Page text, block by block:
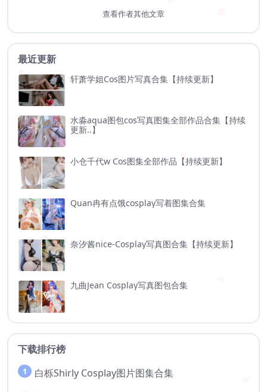
查看作者其他文章
最近更新
轩萧学姐Cos图片写真合集【持续更新】
水淼aqua图包cos写真图集全部作品合集【持续
更新..】
小仓千代w Cos图集全部作品【持续更新】
Quan冉有点饿cosplay写着图集合集
奈汐酱nice-Cosplay写真图合集【持续更新】
九曲Jean Cosplay写真图包合集
下载排行榜
1 白栎Shirly Cosplay图片图集合集